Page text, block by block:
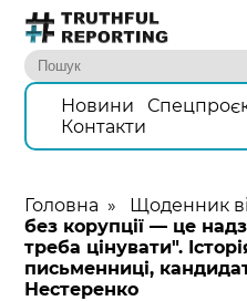
Новини
Контакти
Головна » Щоденник
без корупції — це
треба цінувати".
письменниці,
Нестеренко